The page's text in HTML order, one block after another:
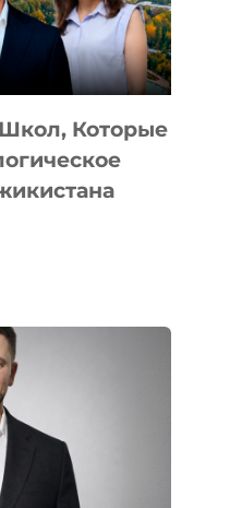
Которые